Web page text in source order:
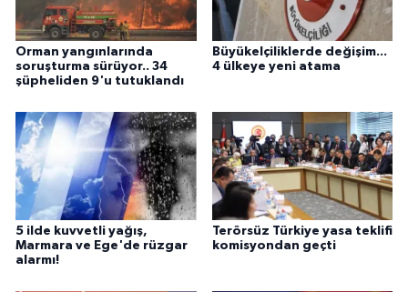
Orman yangınlarında
soruşturma sürüyor.. 34
şüpheliden 9'u tutuklandı
Büyükelçiliklerde değişim...
4 ülkeye yeni atama
5 ilde kuvvetli yağış,
Marmara ve Ege'de rüzgar
alarmı!
Terörsüz Türkiye yasa teklifi
komisyondan geçti